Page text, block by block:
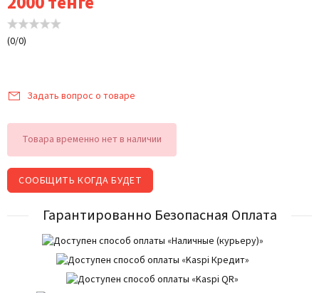
(0/0)
Задать вопрос о товаре
Товара временно нет в наличии
СООБЩИТЬ КОГДА БУДЕТ
Гарантированно Безопасная Оплата